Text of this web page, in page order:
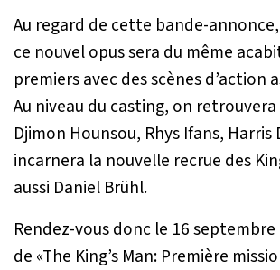
Au regard de cette bande-
ce nouvel opus sera du même
premiers avec des scènes d’action
Au niveau du casting, on
Djimon Hounsou, Rhys Ifans, Harris
incarnera la nouvelle recrue des
aussi Daniel Brühl.
Rendez-vous donc le 16
de «The King’s Man: Première